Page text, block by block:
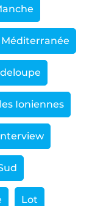
Méditerranée
Ioniennes
Lot